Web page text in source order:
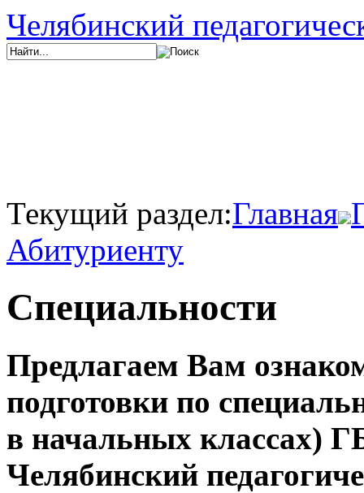
Челябинский
Текущий раздел:Главная
Абитуриенту
Специальности
Предлагаем Вам
подготовки по
в начальных
Челябинский